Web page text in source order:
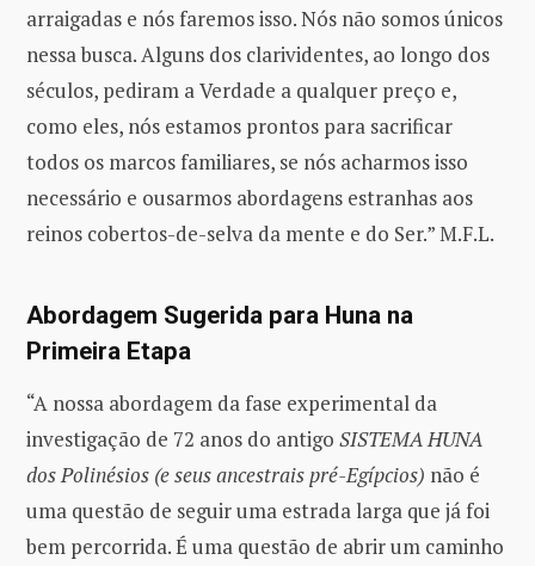
arraigadas e nós faremos isso. Nós não somos únicos
nessa busca. Alguns dos clarividentes, ao longo dos
séculos, pediram a Verdade a qualquer preço e,
como eles, nós estamos prontos para sacrificar
todos os marcos familiares, se nós acharmos isso
necessário e ousarmos abordagens estranhas aos
reinos cobertos-de-selva da mente e do Ser.” M.F.L.
Abordagem Sugerida para Huna na
Primeira Etapa
“A nossa abordagem da fase experimental da
investigação de 72 anos do antigo SISTEMA HUNA
dos Polinésios (e seus ancestrais pré-Egípcios) não é
uma questão de seguir uma estrada larga que já foi
bem percorrida. É uma questão de abrir um caminho